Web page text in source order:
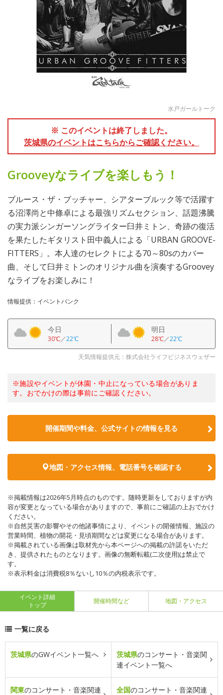
水戸ガールトーク
※ このイベントは終了しました。
茨城県のイベントはこちらからご確認ください。
Grooveyなライブを楽しもう！
ブルース・ザ・ブッチャー、シアターブルック等で活躍す
る沼澤尚と中條卓による最強リズムセクション、話題沸騰
の実力派シンガーソングライター臼井ミトン、奇跡の復活
を果たしたギタリスト田中義人による「URBAN GROOVE-
FITTERS」。本人達のセレクトによる70～80sのカバー
曲、そして臼井ミトンのオリジナル曲を演奏するGroovey
なライブをお楽しみに！
情報提供：イベントバンク
今日
30℃／22℃
明日
28℃／22℃
天気情報提供元：株式会社ライフビジネスウェザー
※施設やイベントが休園・中止になっている場合がありま
す。おでかけの際は事前にご確認ください。
開催期間や料金、公式サイトの情報を見る
地図・アクセス情報、電話番号を確認する
※掲載情報は2026年5月時点のものです。随時更新をしておりますが内
容が変更となっている場合がありますので、事前にご確認の上おでかけ
ください。
※自然災害の影響やその他諸事情により、イベントの開催情報、施設の
営業時間、植物の開花・見頃期間などは変更になる場合があります。
※掲載されている画像は取材先から本ページへの掲載の許諾をいただ
き、提供されたものとなります。画像の無断転載(二次使用)は禁止で
す。
※表示料金は消費税8％ないし10％の内税表示です。
イベント詳細
トップ
開催時間など 地図・アクセス
一覧に戻る
茨城県のGWイベント一覧へ 茨城県のコンサート・音楽関
連イベント一覧へ
関東のコンサート・音楽関連
全国のコンサート・音楽関連